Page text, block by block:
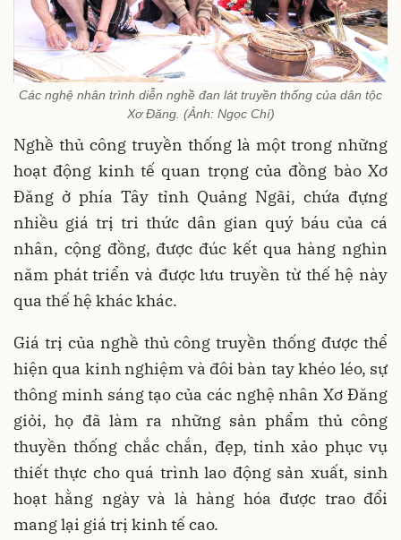
Các nghệ nhân trình diễn nghề đan lát truyền thống của dân tộc
Xơ Đăng. (Ảnh: Ngọc Chí)
Nghề thủ công truyền thống là một trong những
hoạt động kinh tế quan trọng của đồng bào Xơ
Đăng ở phía Tây tỉnh Quảng Ngãi, chứa đựng
nhiều giá trị tri thức dân gian quý báu của cá
nhân, cộng đồng, được đúc kết qua hàng nghìn
năm phát triển và được lưu truyền từ thế hệ này
qua thế hệ khác khác.
Giá trị của nghề thủ công truyền thống được thể
hiện qua kinh nghiệm và đôi bàn tay khéo léo, sự
thông minh sáng tạo của các nghệ nhân Xơ Đăng
giỏi, họ đã làm ra những sản phẩm thủ công
thuyền thống chắc chắn, đẹp, tinh xảo phục vụ
thiết thực cho quá trình lao động sản xuất, sinh
hoạt hằng ngày và là hàng hóa được trao đổi
mang lại giá trị kinh tế cao.